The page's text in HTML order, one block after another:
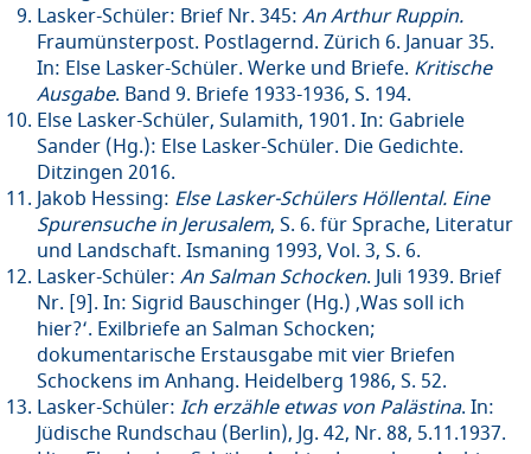
Lasker-Schüler: Brief Nr. 345: An Arthur Ruppin.
Fraumünsterpost. Postlagernd. Zürich 6. Januar 35.
In: Else Lasker-Schüler. Werke und Briefe. Kritische
Ausgabe. Band 9. Briefe 1933-1936, S. 194.
Else Lasker-Schüler, Sulamith, 1901. In: Gabriele
Sander (Hg.): Else Lasker-Schüler. Die Gedichte.
Ditzingen 2016.
Jakob Hessing: Else Lasker-Schulers Höllental. Eine
Spurensuche in Jerusalem, S. 6. für Sprache, Literatur
und Landschaft. Ismaning 1993, Vol. 3, S. 6.
Lasker-Schüler: An Salman Schocken. Juli 1939. Brief
Nr. [9]. In: Sigrid Bauschinger (Hg.) ‚Was soll ich
hier?‘. Exilbriefe an Salman Schocken;
dokumentarische Erstausgabe mit vier Briefen
Schockens im Anhang. Heidelberg 1986, S. 52.
Lasker-Schüler: Ich erzähle etwas von Palästina. In:
Jüdische Rundschau (Berlin), Jg. 42, Nr. 88, 5.11.1937.